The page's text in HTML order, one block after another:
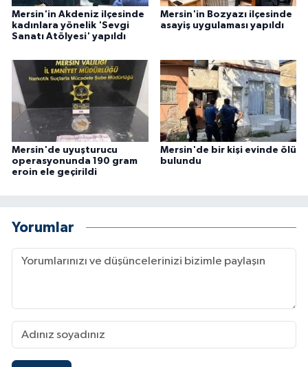
Mersin'in Akdeniz ilçesinde
kadınlara yönelik 'Sevgi
Sanatı Atölyesi' yapıldı
Mersin'in Bozyazı ilçesinde
asayiş uygulaması yapıldı
Mersin'de uyuşturucu
operasyonunda 190 gram
eroin ele geçirildi
Mersin'de bir kişi evinde ölü
bulundu
Yorumlar